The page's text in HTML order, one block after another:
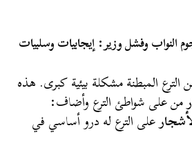
النواب وفشل وزير: إيجابيات وسلبيات
الترع المبطنة مشكلة بيئية كبرى. هذه
من على شواطئ الترع وأضاف:
على الترع له درو أساسي في